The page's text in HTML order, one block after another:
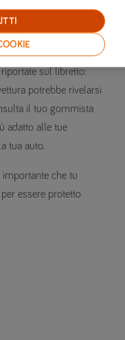
di circolazione
dei copertoni da
modello dell’auto. E’
sul libretto:
potrebbe rivelarsi
il tuo gommista
adatto alle tue
tua auto.
importante che tu
essere protetto